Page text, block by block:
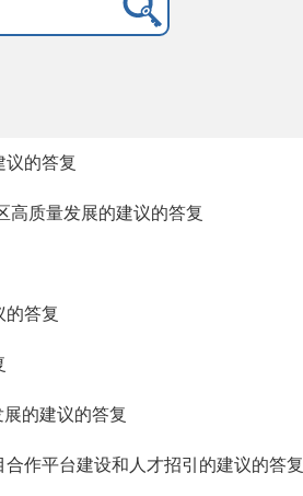
议的答复
高质量发展的建议的答复
的答复
的建议的答复
作平台建设和人才招引的建议的答复